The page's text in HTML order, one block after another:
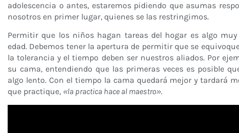
adolescencia o antes, estaremos pidiendo que asumas
nosotros en primer lugar, quienes se las restringimos.
Permitir que los niños hagan tareas del hogar es algo
edad. Debemos tener la apertura de permitir que se
la tolerancia y el tiempo deben ser nuestros aliados. Por
su cama, entendiendo que las primeras veces es posible
algo lento. Con el tiempo la cama quedará mejor y tardará
que practique, «la practica hace al maestro».